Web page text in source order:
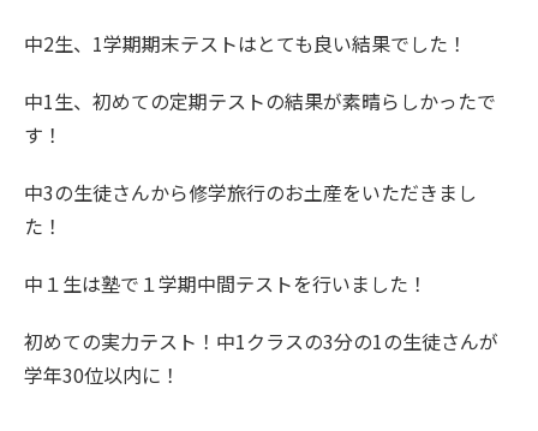
中2生、1学期期末テストはとても良い結果でした！
中1生、初めての定期テストの結果が素晴らしかったで
す！
中3の生徒さんから修学旅行のお土産をいただきまし
た！
中１生は塾で１学期中間テストを行いました！
初めての実力テスト！中1クラスの3分の1の生徒さんが
学年30位以内に！